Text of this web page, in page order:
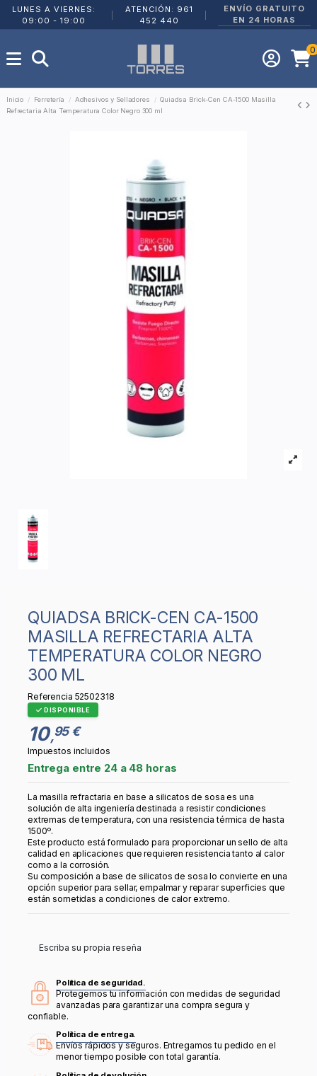
LUNES A VIERNES:
09:00 - 19:00
ATENCIÓN: 961
452 440
ENVÍO GRATUITO
EN 24 HORAS
0
Inicio Ferretería Adhesivos y Selladores
Quiadsa Brick-Cen CA-1500 Masilla
Refrectaria Alta Temperatura Color Negro 300 ml
QUIADSA BRICK-CEN CA-1500
MASILLA REFRECTARIA ALTA
TEMPERATURA COLOR NEGRO
300 ML
Referencia 52502318
DISPONIBLE
10,95 €
Impuestos incluidos
Entrega entre 24 a 48 horas
La masilla refractaria en base a silicatos de sosa es una
solución de alta ingeniería destinada a resistir condiciones
extremas de temperatura, con una resistencia térmica de hasta
1500º.
Este producto está formulado para proporcionar un sello de alta
calidad en aplicaciones que requieren resistencia tanto al calor
como a la corrosión.
Su composición a base de silicatos de sosa lo convierte en una
opción superior para sellar, empalmar y reparar superficies que
están sometidas a condiciones de calor extremo.
Escriba su propia reseña
Política de seguridad.
Protegemos tu información con medidas de seguridad
avanzadas para garantizar una compra segura y
confiable.
Política de entrega.
Envíos rápidos y seguros. Entregamos tu pedido en el
menor tiempo posible con total garantía.